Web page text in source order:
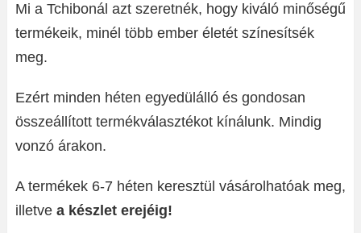
Mi a Tchibonál azt szeretnék, hogy kiváló minőségű
termékeik, minél több ember életét színesítsék
meg.
Ezért minden héten egyedülálló és gondosan
összeállított termékválasztékot kínálunk. Mindig
vonzó árakon.
A termékek 6-7 héten keresztül vásárolhatóak meg,
illetve a készlet erejéig!